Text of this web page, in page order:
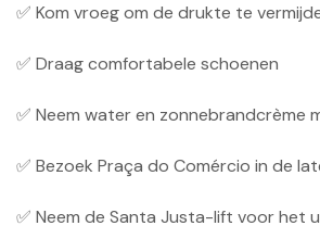
✅ Kom vroeg om de drukte te
✅ Draag comfortabele schoenen
✅ Neem water en zonnebrandcrème
✅ Bezoek Praça do Comércio in de
✅ Neem de Santa Justa-lift voor het